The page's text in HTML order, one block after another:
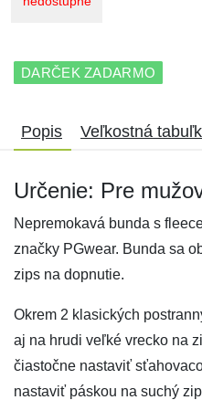
DARČEK ZADARMO
Popis Veľkostná
Určenie: Pre
Nepremokavá bunda s
značky PGwear. Bunda sa
zips na dopnutie.
Okrem 2 klasických
aj na hrudi veľké vrecko na
čiastočne nastaviť
nastaviť páskou na suchý